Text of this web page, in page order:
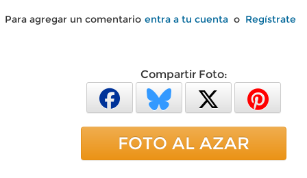
Para agregar un comentario entra a tu cuenta o Regístrate
Compartir Foto:
FOTO AL AZAR